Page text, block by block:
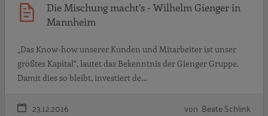
Die Mischung macht’s - Wilhelm Gienger in
Mannheim
„Das Know-how unserer Kunden und Mitarbeiter ist unser
größtes Kapital“, lautet das Bekenntnis der Gienger Gruppe.
Damit dies so bleibt, investiert de…
23.12.2016 von Beate Schlink